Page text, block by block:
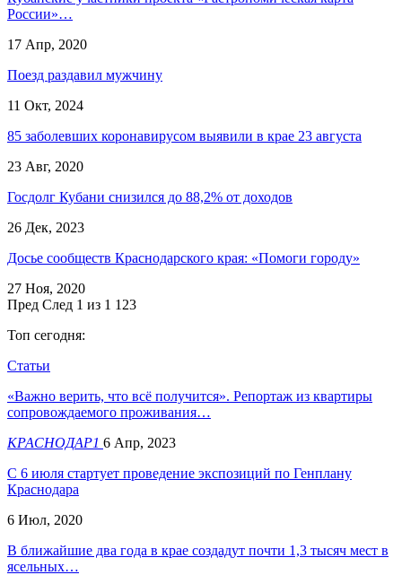
России»…
17 Апр, 2020
Поезд раздавил мужчину
11 Окт, 2024
85 заболевших коронавирусом выявили в крае 23 августа
23 Авг, 2020
Госдолг Кубани снизился до 88,2% от доходов
26 Дек, 2023
Досье сообществ Краснодарского края: «Помоги городу»
27 Ноя, 2020
Пред След 1 из 1 123
Топ сегодня:
Статьи
«Важно верить, что всё получится». Репортаж из квартиры
сопровождаемого проживания…
КРАСНОДАР1 6 Апр, 2023
С 6 июля стартует проведение экспозиций по Генплану
Краснодара
6 Июл, 2020
В ближайшие два года в крае создадут почти 1,3 тысяч мест в
ясельных…